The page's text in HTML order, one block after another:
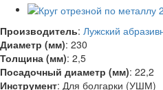
Производитель: Лужский
Диаметр (мм): 230
Толщина (мм): 2,5
Посадочный диаметр (мм): 22,2
Инструмент: Для болгарки (УШМ)